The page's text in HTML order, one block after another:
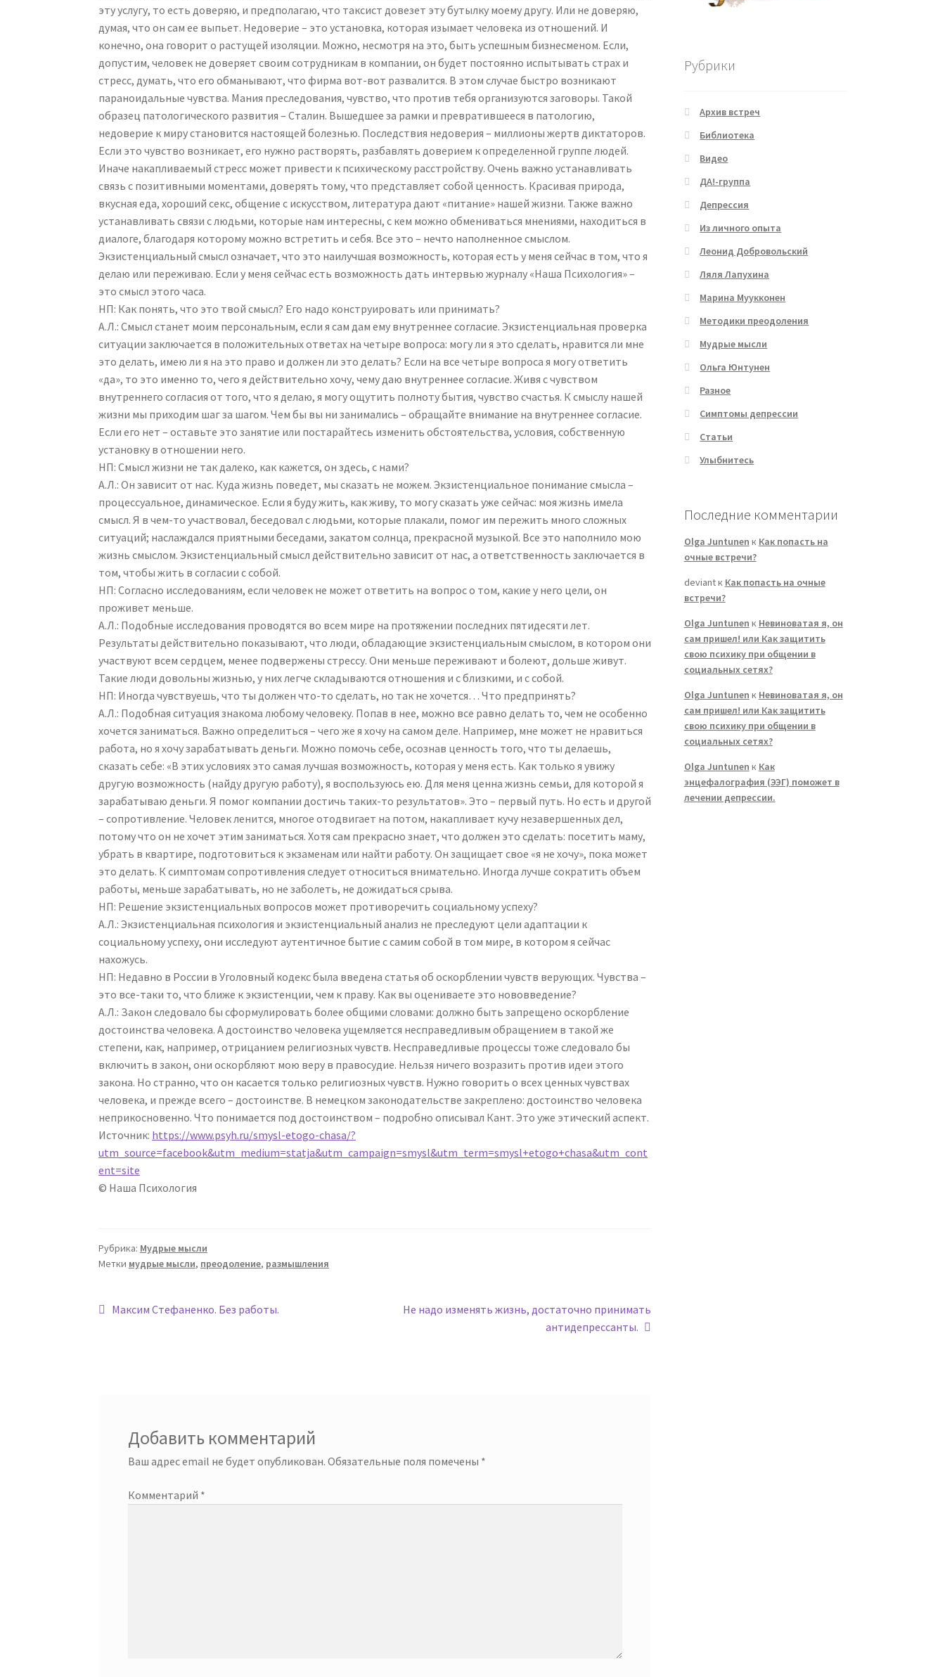
эту услугу, то есть доверяю, и предполагаю, что таксист довезет эту бутылку моему другу. Или не доверяю,
думая, что он сам ее выпьет. Недоверие – это установка, которая изымает человека из отношений. И
конечно, она говорит о растущей изоляции. Можно, несмотря на это, быть успешным бизнесменом. Если,
допустим, человек не доверяет своим сотрудникам в компании, он будет постоянно испытывать страх и
стресс, думать, что его обманывают, что фирма вот-вот развалится. В этом случае быстро возникают
параноидальные чувства. Мания преследования, чувство, что против тебя организуются заговоры. Такой
образец патологического развития – Сталин. Вышедшее за рамки и превратившееся в патологию,
недоверие к миру становится настоящей болезнью. Последствия недоверия – миллионы жертв диктаторов.
Если это чувство возникает, его нужно растворять, разбавлять доверием к определенной группе людей.
Иначе накапливаемый стресс может привести к психическому расстройству. Очень важно устанавливать
связь с позитивными моментами, доверять тому, что представляет собой ценность. Красивая природа,
вкусная еда, хороший секс, общение с искусством, литература дают «питание» нашей жизни. Также важно
устанавливать связи с людьми, которые нам интересны, с кем можно обмениваться мнениями, находиться в
диалоге, благодаря которому можно встретить и себя. Все это – нечто наполненное смыслом.
Экзистенциальный смысл означает, что это наилучшая возможность, которая есть у меня сейчас в том, что я
делаю или переживаю. Если у меня сейчас есть возможность дать интервью журналу «Наша Психология» –
это смысл этого часа.
НП: Как понять, что это твой смысл? Его надо конструировать или принимать?
А.Л.: Смысл станет моим персональным, если я сам дам ему внутреннее согласие. Экзистенциальная проверка
ситуации заключается в положительных ответах на четыре вопроса: могу ли я это сделать, нравится ли мне
это делать, имею ли я на это право и должен ли это делать? Если на все четыре вопроса я могу ответить
«да», то это именно то, чего я действительно хочу, чему даю внутреннее согласие. Живя с чувством
внутреннего согласия от того, что я делаю, я могу ощутить полноту бытия, чувство счастья. К смыслу нашей
жизни мы приходим шаг за шагом. Чем бы вы ни занимались – обращайте внимание на внутреннее согласие.
Если его нет – оставьте это занятие или постарайтесь изменить обстоятельства, условия, собственную
установку в отношении него.
НП: Смысл жизни не так далеко, как кажется, он здесь, с нами?
А.Л.: Он зависит от нас. Куда жизнь поведет, мы сказать не можем. Экзистенциальное понимание смысла –
процессуальное, динамическое. Если я буду жить, как живу, то могу сказать уже сейчас: моя жизнь имела
смысл. Я в чем-то участвовал, беседовал с людьми, которые плакали, помог им пережить много сложных
ситуаций; наслаждался приятными беседами, закатом солнца, прекрасной музыкой. Все это наполнило мою
жизнь смыслом. Экзистенциальный смысл действительно зависит от нас, а ответственность заключается в
том, чтобы жить в согласии с собой.
НП: Согласно исследованиям, если человек не может ответить на вопрос о том, какие у него цели, он
проживет меньше.
А.Л.: Подобные исследования проводятся во всем мире на протяжении последних пятидесяти лет.
Результаты действительно показывают, что люди, обладающие экзистенциальным смыслом, в котором они
участвуют всем сердцем, менее подвержены стрессу. Они меньше переживают и болеют, дольше живут.
Такие люди довольны жизнью, у них легче складываются отношения и с близкими, и с собой.
НП: Иногда чувствуешь, что ты должен что-то сделать, но так не хочется… Что предпринять?
А.Л.: Подобная ситуация знакома любому человеку. Попав в нее, можно все равно делать то, чем не особенно
хочется заниматься. Важно определиться – чего же я хочу на самом деле. Например, мне может не нравиться
работа, но я хочу зарабатывать деньги. Можно помочь себе, осознав ценность того, что ты делаешь,
сказать себе: «В этих условиях это самая лучшая возможность, которая у меня есть. Как только я увижу
другую возможность (найду другую работу), я воспользуюсь ею. Для меня ценна жизнь семьи, для которой я
зарабатываю деньги. Я помог компании достичь таких-то результатов». Это – первый путь. Но есть и другой
– сопротивление. Человек ленится, многое отодвигает на потом, накапливает кучу незавершенных дел,
потому что он не хочет этим заниматься. Хотя сам прекрасно знает, что должен это сделать: посетить маму,
убрать в квартире, подготовиться к экзаменам или найти работу. Он защищает свое «я не хочу», пока может
это делать. К симптомам сопротивления следует относиться внимательно. Иногда лучше сократить объем
работы, меньше зарабатывать, но не заболеть, не дожидаться срыва.
НП: Решение экзистенциальных вопросов может противоречить социальному успеху?
А.Л.: Экзистенциальная психология и экзистенциальный анализ не преследуют цели адаптации к
социальному успеху, они исследуют аутентичное бытие с самим собой в том мире, в котором я сейчас
нахожусь.
НП: Недавно в России в Уголовный кодекс была введена статья об оскорблении чувств верующих. Чувства –
это все-таки то, что ближе к экзистенции, чем к праву. Как вы оцениваете это нововведение?
А.Л.: Закон следовало бы сформулировать более общими словами: должно быть запрещено оскорбление
достоинства человека. А достоинство человека ущемляется несправедливым обращением в такой же
степени, как, например, отрицанием религиозных чувств. Несправедливые процессы тоже следовало бы
включить в закон, они оскорбляют мою веру в правосудие. Нельзя ничего возразить против идеи этого
закона. Но странно, что он касается только религиозных чувств. Нужно говорить о всех ценных чувствах
человека, и прежде всего – достоинстве. В немецком законодательстве закреплено: достоинство человека
неприкосновенно. Что понимается под достоинством – подробно описывал Кант. Это уже этический аспект.
Источник: https://www.psyh.ru/smysl-etogo-chasa/?
utm_source=facebook&utm_medium=statja&utm_campaign=smysl&utm_term=smysl+etogo+chasa&utm_cont
ent=site
© Наша Психология
Рубрика: Мудрые мысли
Метки мудрые мысли, преодоление, размышления
Навигация
Предыдущая
Максим Стефаненко. Без работы.
Следующая
Не надо изменять жизнь, достаточно принимать
антидепрессанты.
Добавить комментарий
Ваш адрес email не будет опубликован. Обязательные поля помечены *
Комментарий *
Рубрики
Архив встреч
Библиотека
Видео
ДА!-группа
Депрессия
Из личного опыта
Леонид Добровольский
Ляля Лапухина
Марина Муукконен
Методики преодоления
Мудрые мысли
Ольга Юнтунен
Разное
Симптомы депрессии
Статьи
Улыбнитесь
Последние комментарии
Olga Juntunen к Как попасть на
очные встречи?
deviantк Как попасть на очные
встречи?
Olga Juntunen к Невиноватая я, он
сам пришел! или Как защитить
свою психику при общении в
социальных сетях?
Olga Juntunen к Невиноватая я, он
сам пришел! или Как защитить
свою психику при общении в
социальных сетях?
Olga Juntunen к Как
энцефалография (ЭЭГ) поможет в
лечении депрессии.